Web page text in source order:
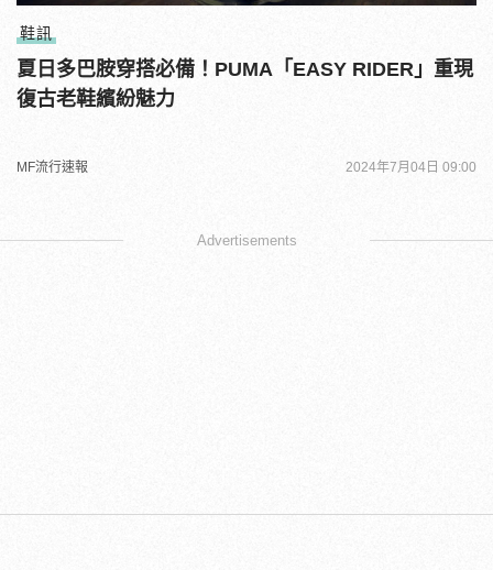
鞋訊
夏日多巴胺穿搭必備！PUMA「EASY RIDER」重現
復古老鞋繽紛魅力
MF流行速報 2024年7月04日 09:00
Advertisements